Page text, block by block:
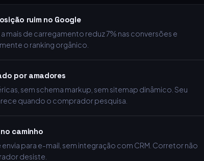
ruim no Google
mais de carregamento reduz 7% nas conversões e
o ranking orgânico.
por amadores
sem schema markup, sem sitemap dinâmico. Seu
quando o comprador pesquisa.
caminho
para e-mail, sem integração com CRM. Corretor não
desiste.